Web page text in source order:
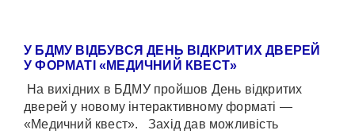
У БДМУ ВІДБУВСЯ ДЕНЬ ВІДКРИТИХ ДВЕРЕЙ
У ФОРМАТІ «МЕДИЧНИЙ КВЕСТ»
На вихідних в БДМУ пройшов День відкритих
дверей у новому інтерактивному форматі —
«Медичний квест». Захід дав можливість